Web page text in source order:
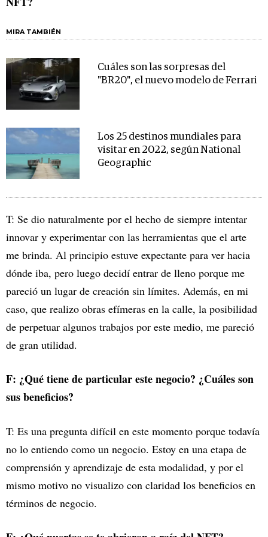
MIRA TAMBIÉN
Cuáles son las sorpresas del
"BR20", el nuevo modelo de Ferrari
Los 25 destinos mundiales para
visitar en 2022, según National
Geographic
T: Se dio naturalmente por el hecho de siempre intentar
innovar y experimentar con las herramientas que el arte
me brinda. Al principio estuve expectante para ver hacia
dónde iba, pero luego decidí entrar de lleno porque me
pareció un lugar de creación sin límites. Además, en mi
caso, que realizo obras efímeras en la calle, la posibilidad
de perpetuar algunos trabajos por este medio, me pareció
de gran utilidad.
F: ¿Qué tiene de particular este negocio? ¿Cuáles son
sus beneficios?
T: Es una pregunta difícil en este momento porque todavía
no lo entiendo como un negocio. Estoy en una etapa de
comprensión y aprendizaje de esta modalidad, y por el
mismo motivo no visualizo con claridad los beneficios en
términos de negocio.